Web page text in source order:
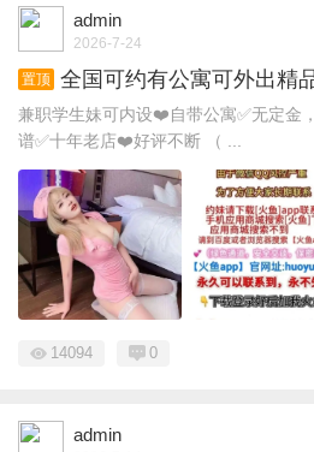
admin
2026-7-24
置顶 全国可约有公寓可外出精
兼职学生妹可内设❤️自带公寓✅无定金
谱✅十年老店❤️好评不断 （ ...
14094 0
admin